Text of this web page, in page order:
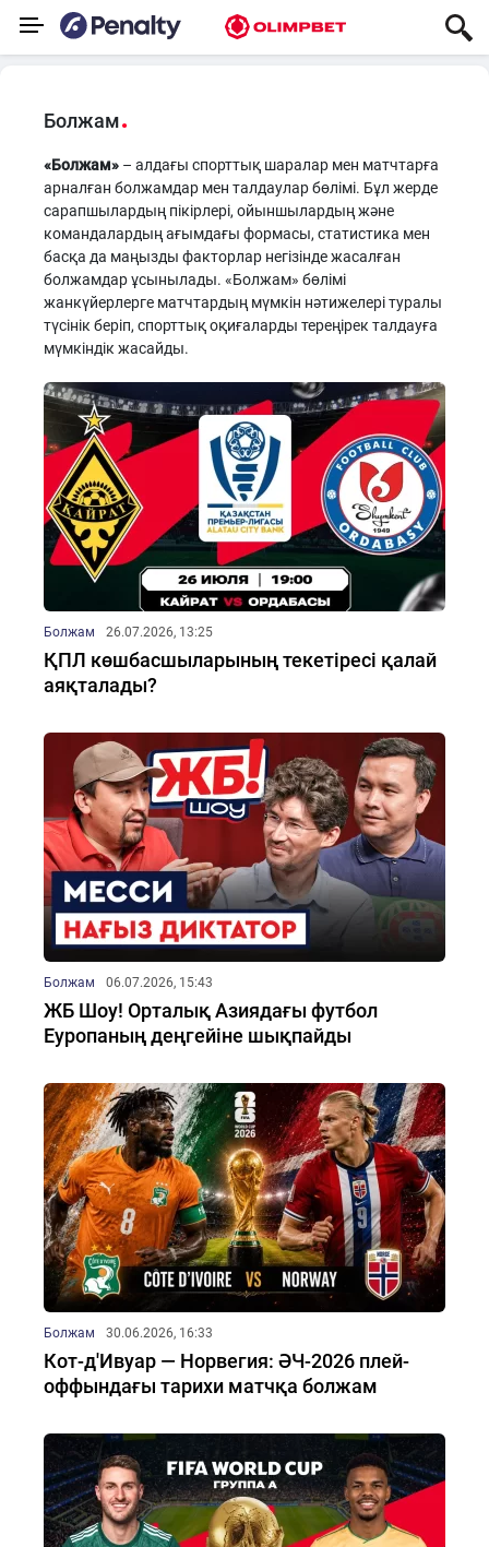
Болжам
«Болжам» – алдағы спорттық шаралар мен матчтарға
арналған болжамдар мен талдаулар бөлімі. Бұл жерде
сарапшылардың пікірлері, ойыншылардың және
командалардың ағымдағы формасы, статистика мен
басқа да маңызды факторлар негізінде жасалған
болжамдар ұсынылады. «Болжам» бөлімі
жанкүйерлерге матчтардың мүмкін нәтижелері туралы
түсінік беріп, спорттық оқиғаларды тереңірек талдауға
мүмкіндік жасайды.
Болжам 26.07.2026, 13:25
ҚПЛ көшбасшыларының текетіресі қалай
аяқталады?
Болжам 06.07.2026, 15:43
ЖБ Шоу! Орталық Азиядағы футбол
Еуропаның деңгейіне шықпайды
Болжам 30.06.2026, 16:33
Кот-д'Ивуар — Норвегия: ӘЧ-2026 плей-
оффындағы тарихи матчқа болжам